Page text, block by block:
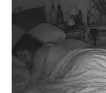
Sreća vam
Pred vama su veoma
JARAC